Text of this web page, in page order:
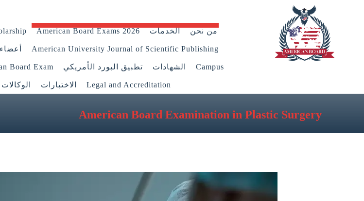
من نحن الخدمات American Board Exams 2026
American University Journal of Scientific Publishing
Campus الشهادات تطبيق البورد الأمريكي Board Exam
Legal and Accreditation الاختبارات الوكالات
American Board Examination in Plastic Surgery